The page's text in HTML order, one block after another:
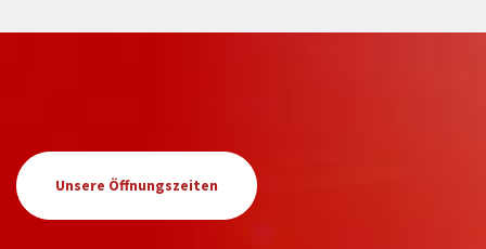
Unsere Öffnungszeiten